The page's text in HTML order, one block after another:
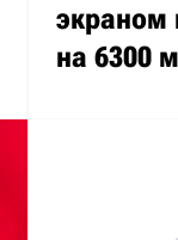
экраном
на 6300